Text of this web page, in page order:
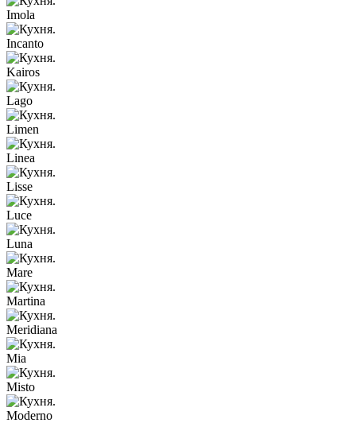
Imola
Incanto
Kairos
Lago
Limen
Linea
Lisse
Luce
Luna
Mare
Martina
Meridiana
Mia
Misto
Moderno